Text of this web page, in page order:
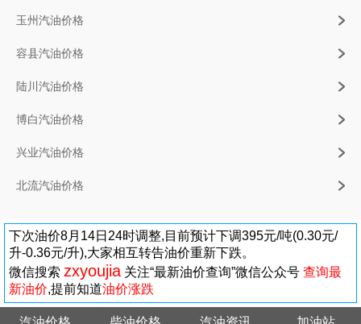
玉州汽油价格
容县汽油价格
陆川汽油价格
博白汽油价格
兴业汽油价格
北流汽油价格
下次油价8月14日24时调整,目前预计下调395元/吨(0.30元/
升-0.36元/升),大家相互转告油价重新下跌。
微信搜索 zxyoujia 关注“最新油价查询”微信公众号 查询最
新油价,提前知道油价涨跌